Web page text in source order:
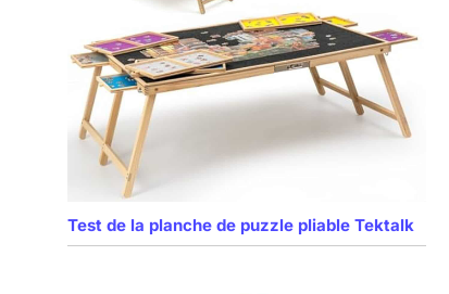
Test de la planche de puzzle pliable Tektalk